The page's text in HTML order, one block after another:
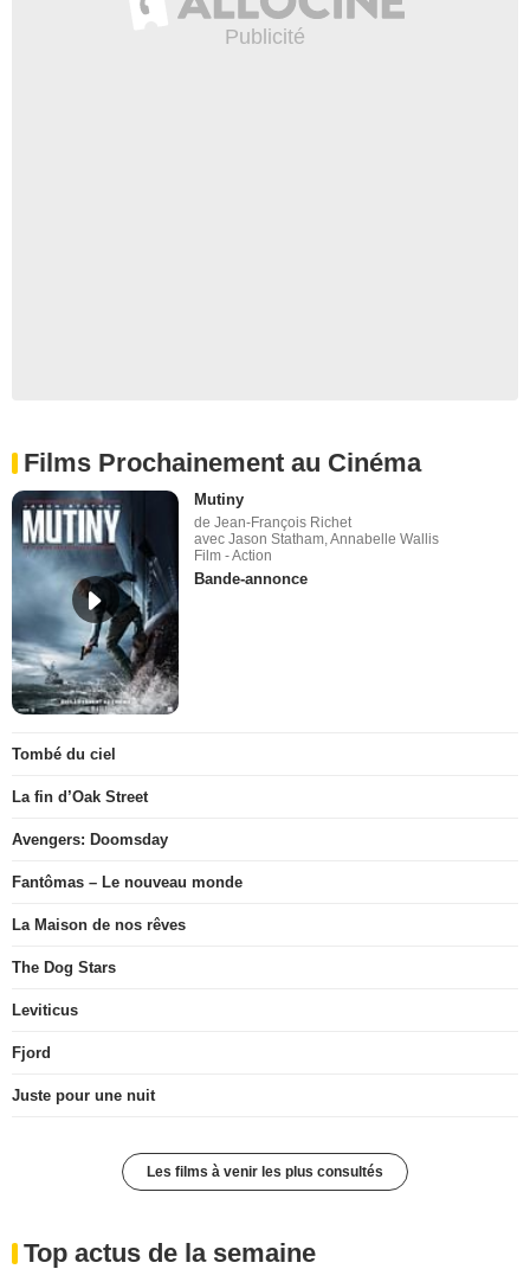
Films Prochainement au Cinéma
Mutiny
de Jean-François Richet
avec Jason Statham, Annabelle Wallis
Film - Action
Bande-annonce
Tombé du ciel
La fin d’Oak Street
Avengers: Doomsday
Fantômas – Le nouveau monde
La Maison de nos rêves
The Dog Stars
Leviticus
Fjord
Juste pour une nuit
Les films à venir les plus consultés
Top actus de la semaine